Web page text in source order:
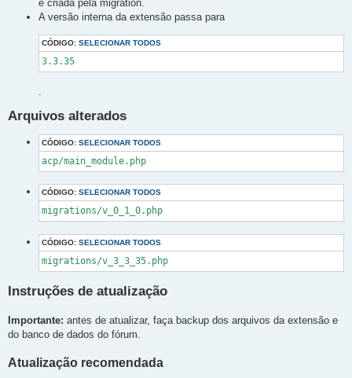
é criada pela migration.
A versão interna da extensão passa para
CÓDIGO: SELECIONAR TODOS
3.3.35
.
Arquivos alterados
CÓDIGO: SELECIONAR TODOS
acp/main_module.php
CÓDIGO: SELECIONAR TODOS
migrations/v_0_1_0.php
CÓDIGO: SELECIONAR TODOS
migrations/v_3_3_35.php
Instruções de atualização
Importante: antes de atualizar, faça backup dos arquivos da extensão e
do banco de dados do fórum.
Atualização recomendada